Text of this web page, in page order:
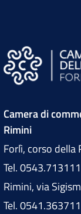
Camera di
Rimini
Forlì, corso della
Tel.
Rimini, via
Tel.